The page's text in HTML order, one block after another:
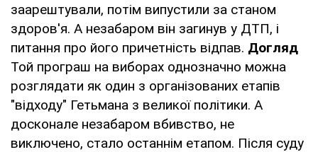
заарештували, потім випустили за станом
здоров'я. А незабаром він загинув у ДТП, і
питання про його причетність відпав. Догляд
Той програш на виборах однозначно можна
розглядати як один з організованих етапів
"відходу" Гетьмана з великої політики. А
досконале незабаром вбивство, не
виключено, стало останнім етапом. Після суду